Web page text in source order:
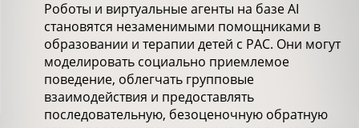
Роботы и виртуальные агенты на базе AI
становятся незаменимыми помощниками в
образовании и терапии детей с РАС. Они могут
моделировать социально приемлемое
поведение, облегчать групповые
взаимодействия и предоставлять
последовательную, безоценочную обратную